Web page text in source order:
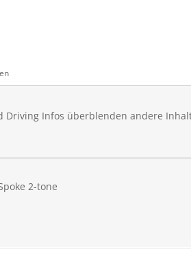
(seit Version 07/2025.30)
Driving Infos überblenden andere
2-tone